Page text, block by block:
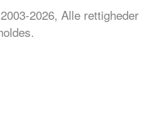
2026, Alle rettigheder